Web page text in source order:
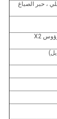
، حبر الصباغ